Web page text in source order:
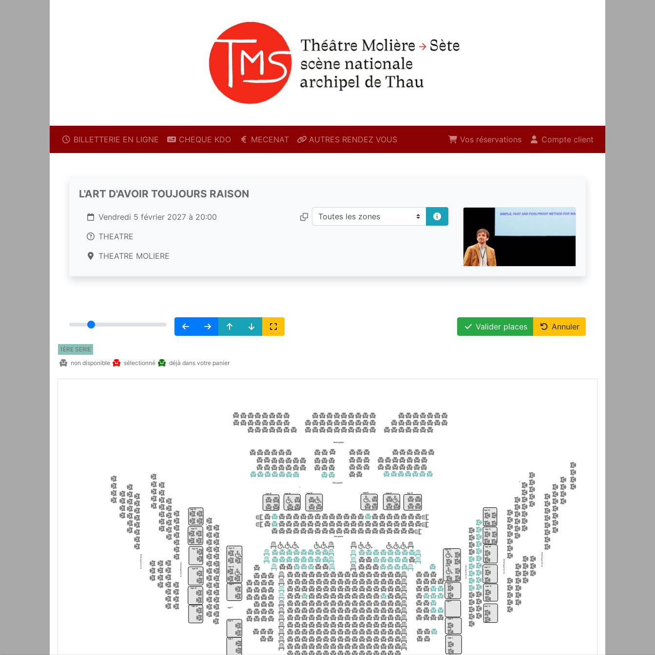
BILLETTERIE EN LIGNE CHEQUE KDO MECENAT AUTRES RENDEZ VOUS Vos réservations Compte client
L'ART D'AVOIR TOUJOURS RAISON
Vendredi 5 février 2027 à 20:00
THEATRE
THEATRE MOLIERE
Valider places Annuler
1ÈRE SERIE
non disponible
sélectionné déjà dans votre panier
3 è m
e g a l e r i e 2 è m
e g a l e r i e
loge 24
loge 16
loge 22
loge 14
loge 20
loge 18 1 è r e g a l e r i e
loge 10
loge 2
loge 4
loge 12
loge 8
loge 6
loge 26 loge 28 loge 30
2ème galerie
3ème galerie
1ère galerie
loge29 loge 27 loge 25
loge 11
loge 9
loge 5
loge 7
loge 3
loge 1
1 è r e g a l e r i e
loge 23
loge 17
loge 13
loge 21
loge 19
loge 15
2 è m
e g a l e r i e
3 è m
e g a l e r i e